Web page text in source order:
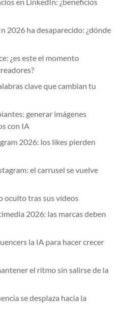
2026 ha desaparecido: ¿dónde
¿es este el momento
clave que cambian tu
generar imágenes
con IA
2026: los likes pierden
el carrusel se vuelve
oculto tras sus vídeos
2026: las marcas deben
la IA para hacer crecer
el ritmo sin salirse de la
se desplaza hacia la